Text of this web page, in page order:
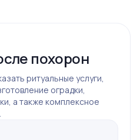
похорон
ритуальные услуги,
оградки,
а также комплексное